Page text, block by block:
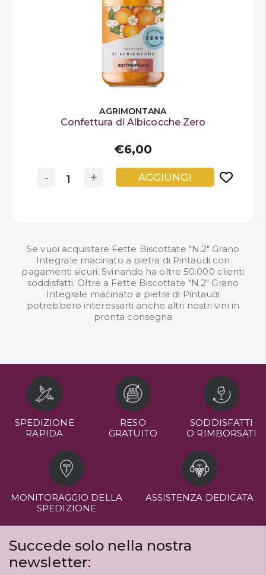
AGRIMONTANA
Confettura di Albicocche Zero
€6,00
+
- AGGIUNGI
Se vuoi acquistare Fette Biscottate "N.2" Grano
Integrale macinato a pietra di Pintaudi con
pagamenti sicuri. Svinando ha oltre 50.000 clienti
soddisfatti. Oltre a Fette Biscottate "N.2" Grano
Integrale macinato a pietra di Pintaudi
potrebbero interessarti anche altri nostrivini in
pronta consegna
SPEDIZIONE
RAPIDA
RESO
GRATUITO
SODDISFATTI
O RIMBORSATI
MONITORAGGIO DELLA
SPEDIZIONE
ASSISTENZA DEDICATA
Succede solo nella nostra
newsletter: